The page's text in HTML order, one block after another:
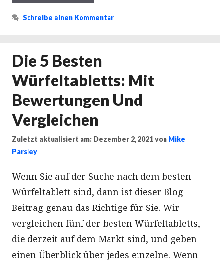
Schreibe einen Kommentar
Die 5 Besten
Würfeltabletts: Mit
Bewertungen Und
Vergleichen
Zuletzt aktualisiert am: Dezember 2, 2021von Mike
Parsley
Wenn Sie auf der Suche nach dem besten
Würfeltablett sind, dann ist dieser Blog-
Beitrag genau das Richtige für Sie. Wir
vergleichen fünf der besten Würfeltabletts,
die derzeit auf dem Markt sind, und geben
einen Überblick über jedes einzelne. Wenn